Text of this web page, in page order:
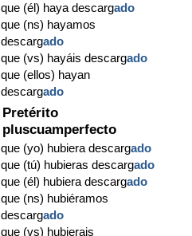
que (él) haya descargado
que (ns) hayamos
descargado
que (vs) hayáis descargado
que (ellos) hayan
descargado
Pretérito
pluscuamperfecto
que (yo) hubiera descargado
que (tú) hubieras descargado
que (él) hubiera descargado
que (ns) hubiéramos
descargado
que (vs) hubierais